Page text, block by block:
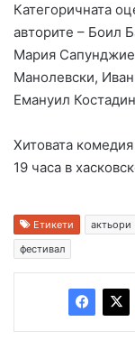
Категоричната
авторите – Боил
Мария
Манолевски,
Емануил
Хитовата
19 часа в
Етикети актьори
фестивал